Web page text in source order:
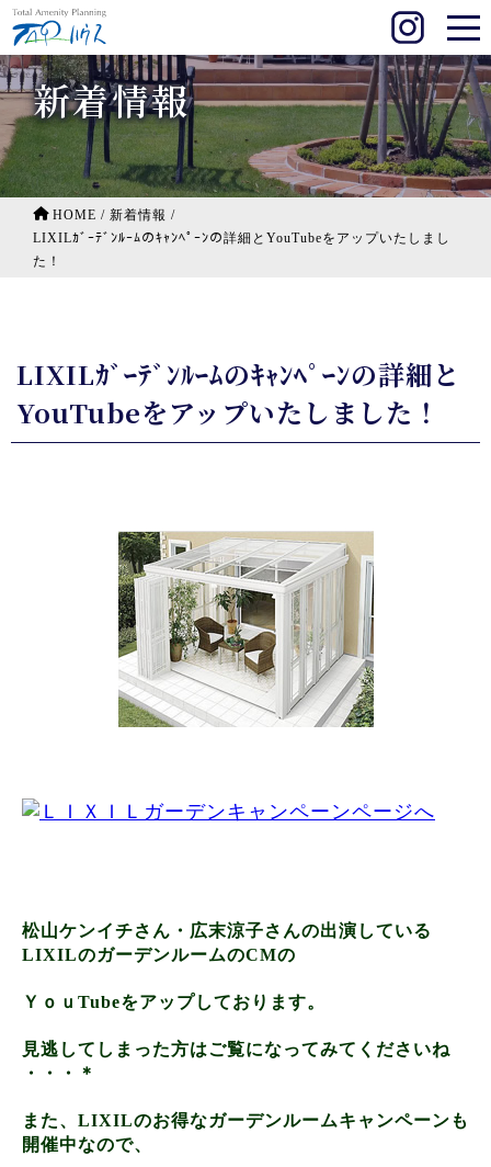
新着情報
HOME / 新着情報 /
LIXILｶﾞｰﾃﾞﾝﾙｰﾑのｷｬﾝﾍﾟｰﾝの詳細とYouTubeをアップいたしまし
た！
LIXILｶﾞｰﾃﾞﾝﾙｰﾑのｷｬﾝﾍﾟｰﾝの詳細と
YouTubeをアップいたしました！
松山ケンイチさん・広末涼子さんの出演している
LIXILのガーデンルームのCMの
ＹｏｕTubeをアップしております。
見逃してしまった方はご覧になってみてくださいね
・・・＊
また、LIXILのお得なガーデンルームキャンペーンも
開催中なので、